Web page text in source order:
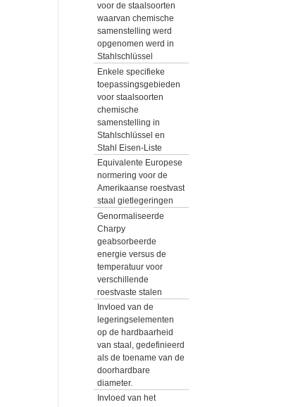
voor de staalsoorten
waarvan chemische
samenstelling werd
opgenomen werd in
Stahlschlüssel
Enkele specifieke
toepassingsgebieden
voor staalsoorten
chemische
samenstelling in
Stahlschlüssel en
Stahl Eisen-Liste
Equivalente Europese
normering voor de
Amerikaanse roestvast
staal gietlegeringen
Genormaliseerde
Charpy
geabsorbeerde
energie versus de
temperatuur voor
verschillende
roestvaste stalen
Invloed van de
legeringselementen
op de hardbaarheid
van staal, gedefinieerd
als de toename van de
doorhardbare
diameter.
Invloed van het